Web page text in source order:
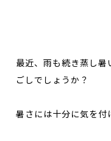
最近、雨も続き蒸し暑
ごしでしょうか？
暑さには十分に気を付